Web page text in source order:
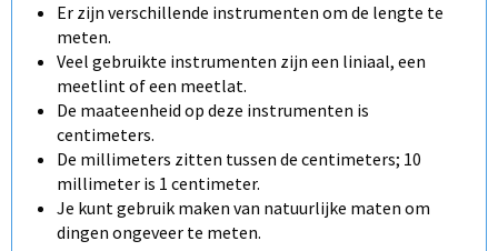
Er zijn verschillende instrumenten om de lengte te
meten.
Veel gebruikte instrumenten zijn een liniaal, een
meetlint of een meetlat.
De maateenheid op deze instrumenten is
centimeters.
De millimeters zitten tussen de centimeters; 10
millimeter is 1 centimeter.
Je kunt gebruik maken van natuurlijke maten om
dingen ongeveer te meten.